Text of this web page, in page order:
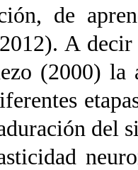
de
A
(2000) la
del